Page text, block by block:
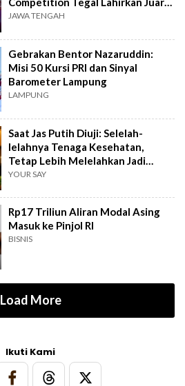
Baru
JAWA TENGAH
Gebrakan Bentor Nazaruddin:
Misi 50 Kursi PRI dan Sinyal
Barometer Lampung
LAMPUNG
Saat Jas Putih Diuji: Selelah-
lelahnya Tenaga Kesehatan,
Tetap Lebih Melelahkan Jadi
Pasien
YOUR SAY
Rp17 Triliun Aliran Modal Asing
Masuk ke Pinjol RI
BISNIS
Load More
Ikuti Kami